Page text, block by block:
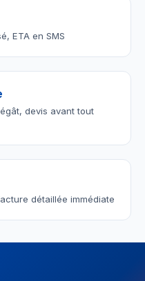
ETA en SMS
devis avant tout
détaillée immédiate